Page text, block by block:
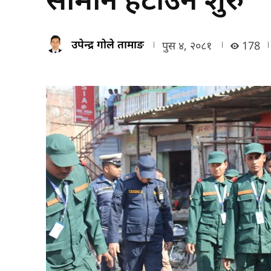
उपेन्द्र गोले तामाङ पुस ४, २०८१ 178